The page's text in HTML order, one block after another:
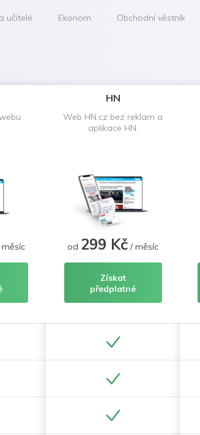
učitelé Ekonom Obchodní věstník
HN
Web HN.cz bez reklam a
aplikace HN.
od 299 Kč / měsíc
Získat
předplatné